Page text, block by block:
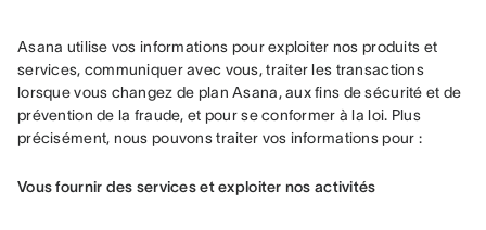
Asana utilise vos informations pour exploiter nos produits et
services, communiquer avec vous, traiter les transactions
lorsque vous changez de plan Asana, aux fins de sécurité et de
prévention de la fraude, et pour se conformer à la loi. Plus
précisément, nous pouvons traiter vos informations pour :
Vous fournir des services et exploiter nos activités